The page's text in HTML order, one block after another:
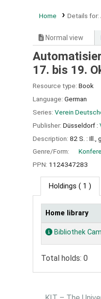
Home Details for:
Normal view
17. bis 19.
Resource type: Book
Language: German
Series: Verein
Publisher: Düsseldorf :
Description: 82 S. : Ill.,
Genre/Form:
PPN: 1124347283
Holdings ( 1 )
Holdings
Home library
Bibliothek
Total holds: 0